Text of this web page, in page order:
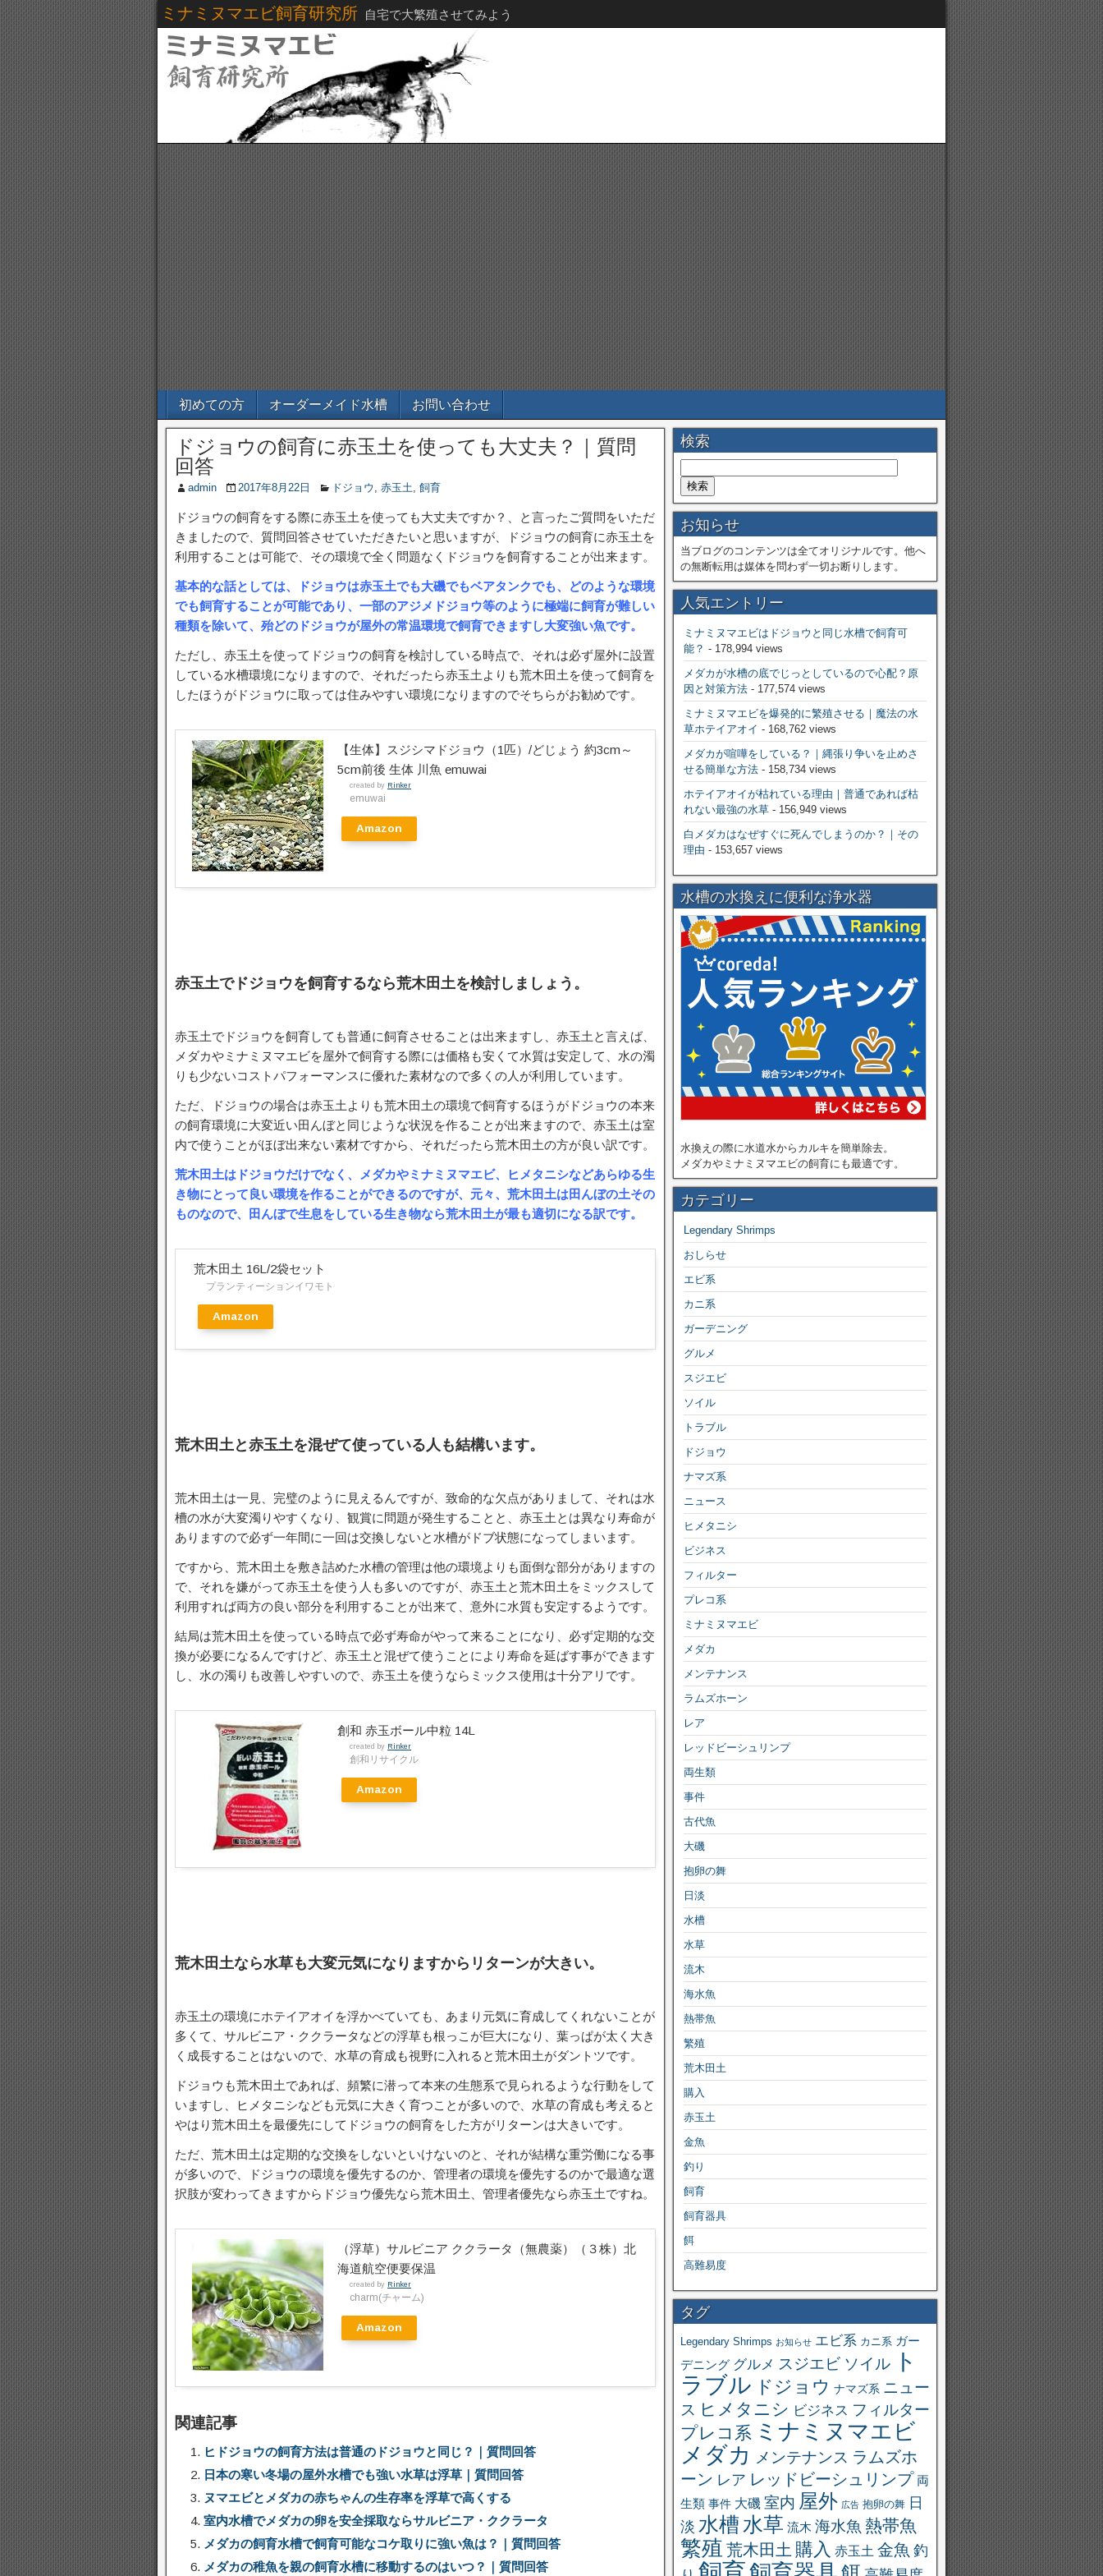
ミナミヌマエビ飼育研究所 自宅で大繁殖させてみよう
初めての方 オーダーメイド水槽 お問い合わせ
ドジョウの飼育に赤玉土を使っても大丈夫？｜質問
回答
admin 2017年8月22日 ドジョウ , 赤玉土, 飼育
ドジョウの飼育をする際に赤玉土を使っても大丈夫ですか？、と言ったご質問をいただ
きましたので、質問回答させていただきたいと思いますが、ドジョウの飼育に赤玉土を
利用することは可能で、その環境で全く問題なくドジョウを飼育することが出来ます。
基本的な話としては、ドジョウは赤玉土でも大磯でもベアタンクでも、どのような環境
でも飼育することが可能であり、一部のアジメドジョウ等のように極端に飼育が難しい
種類を除いて、殆どのドジョウが屋外の常温環境で飼育できますし大変強い魚です。
ただし、赤玉土を使ってドジョウの飼育を検討している時点で、それは必ず屋外に設置
している水槽環境になりますので、それだったら赤玉土よりも荒木田土を使って飼育を
したほうがドジョウに取っては住みやすい環境になりますのでそちらがお勧めです。
【生体】スジシマドジョウ（1匹）/どじょう 約3cm～
5cm前後 生体 川魚 emuwai
created by Rinker
emuwai
Amazon
赤玉土でドジョウを飼育するなら荒木田土を検討しましょう。
赤玉土でドジョウを飼育しても普通に飼育させることは出来ますし、赤玉土と言えば、
メダカやミナミヌマエビを屋外で飼育する際には価格も安くて水質は安定して、水の濁
りも少ないコストパフォーマンスに優れた素材なので多くの人が利用しています。
ただ、ドジョウの場合は赤玉土よりも荒木田土の環境で飼育するほうがドジョウの本来
の飼育環境に大変近い田んぼと同じような状況を作ることが出来ますので、赤玉土は室
内で使うことがほぼ出来ない素材ですから、それだったら荒木田土の方が良い訳です。
荒木田土はドジョウだけでなく、メダカやミナミヌマエビ、ヒメタニシなどあらゆる生
き物にとって良い環境を作ることができるのですが、元々、荒木田土は田んぼの土その
ものなので、田んぼで生息をしている生き物なら荒木田土が最も適切になる訳です。
荒木田土 16L/2袋セット
プランティーションイワモト
Amazon
荒木田土と赤玉土を混ぜて使っている人も結構います。
荒木田土は一見、完璧のように見えるんですが、致命的な欠点がありまして、それは水
槽の水が大変濁りやすくなり、観賞に問題が発生することと、赤玉土とは異なり寿命が
ありますので必ず一年間に一回は交換しないと水槽がドブ状態になってしまいます。
ですから、荒木田土を敷き詰めた水槽の管理は他の環境よりも面倒な部分がありますの
で、それを嫌がって赤玉土を使う人も多いのですが、赤玉土と荒木田土をミックスして
利用すれば両方の良い部分を利用することが出来て、意外に水質も安定するようです。
結局は荒木田土を使っている時点で必ず寿命がやって来ることになり、必ず定期的な交
換が必要になるんですけど、赤玉土と混ぜて使うことにより寿命を延ばす事ができます
し、水の濁りも改善しやすいので、赤玉土を使うならミックス使用は十分アリです。
創和 赤玉ボール中粒 14L
created by Rinker
創和リサイクル
Amazon
荒木田土なら水草も大変元気になりますからリターンが大きい。
赤玉土の環境にホテイアオイを浮かべていても、あまり元気に育成してくれないことが
多くて、サルビニア・ククラータなどの浮草も根っこが巨大になり、葉っぱが太く大き
く成長することはないので、水草の育成も視野に入れると荒木田土がダントツです。
ドジョウも荒木田土であれば、頻繁に潜って本来の生態系で見られるような行動をして
いますし、ヒメタニシなども元気に大きく育つことが多いので、水草の育成も考えると
やはり荒木田土を最優先にしてドジョウの飼育をした方がリターンは大きいです。
ただ、荒木田土は定期的な交換をしないといけないのと、それが結構な重労働になる事
が多いので、ドジョウの環境を優先するのか、管理者の環境を優先するのかで最適な選
択肢が変わってきますからドジョウ優先なら荒木田土、管理者優先なら赤玉土ですね。
（浮草）サルビニア ククラータ（無農薬）（３株）北
海道航空便要保温
created by Rinker
charm(チャーム)
Amazon
関連記事
ヒドジョウの飼育方法は普通のドジョウと同じ？｜質問回答
日本の寒い冬場の屋外水槽でも強い水草は浮草｜質問回答
ヌマエビとメダカの赤ちゃんの生存率を浮草で高くする
室内水槽でメダカの卵を安全採取ならサルビニア・ククラータ
メダカの飼育水槽で飼育可能なコケ取りに強い魚は？｜質問回答
メダカの稚魚を親の飼育水槽に移動するのはいつ？｜質問回答
検索
お知らせ
当ブログのコンテンツは全てオリジナルです。他へ
の無断転用は媒体を問わず一切お断りします。
人気エントリー
ミナミヌマエビはドジョウと同じ水槽で飼育可
能？ - 178,994 views
メダカが水槽の底でじっとしているので心配？原
因と対策方法- 177,574 views
ミナミヌマエビを爆発的に繁殖させる｜魔法の水
草ホテイアオイ - 168,762 views
メダカが喧嘩をしている？｜縄張り争いを止めさ
せる簡単な方法- 158,734 views
ホテイアオイが枯れている理由｜普通であれば枯
れない最強の水草- 156,949 views
白メダカはなぜすぐに死んでしまうのか？｜その
理由 - 153,657 views
水槽の水換えに便利な浄水器
水換えの際に水道水からカルキを簡単除去。
メダカやミナミヌマエビの飼育にも最適です。
カテゴリー
Legendary Shrimps
おしらせ
エビ系
カニ系
ガーデニング
グルメ
スジエビ
ソイル
トラブル
ドジョウ
ナマズ系
ニュース
ヒメタニシ
ビジネス
フィルター
プレコ系
ミナミヌマエビ
メダカ
メンテナンス
ラムズホーン
レア
レッドビーシュリンプ
両生類
事件
古代魚
大磯
抱卵の舞
日淡
水槽
水草
流木
海水魚
熱帯魚
繁殖
荒木田土
購入
赤玉土
金魚
釣り
飼育
飼育器具
餌
高難易度
タグ
Legendary Shrimps お知らせ エビ系 カニ系 ガー
デニング グルメ スジエビ ソイル
ト
ラブル ドジョウ ナマズ系 ニュー
ス ヒメタニシ ビジネス フィルター
プレコ系 ミナミヌマエビ
メダカ メンテナンス ラムズホ
ーン レア レッドビーシュリンプ 両
生類 事件 大磯 室内 屋外 広告 抱卵の舞 日
淡 水槽 水草 流木 海水魚 熱帯魚
繁殖 荒木田土 購入 赤玉土 金魚 釣